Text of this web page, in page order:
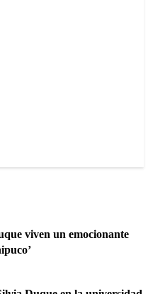
viven un emocionante